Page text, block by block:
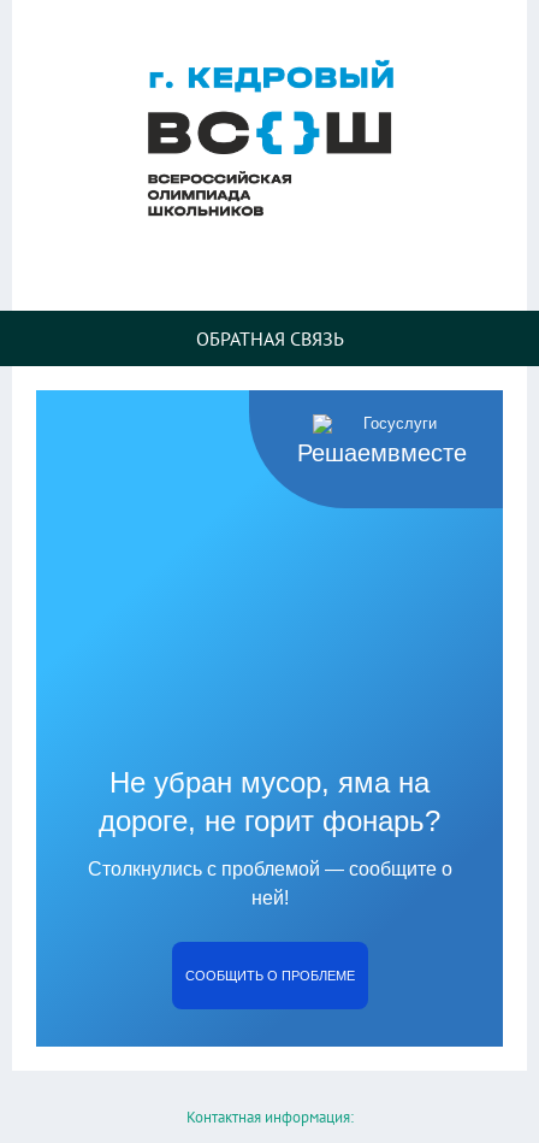
ОБРАТНАЯ СВЯЗЬ
Решаемвместе
Не убран мусор, яма на
дороге, не горит фонарь?
Столкнулись с проблемой — сообщите о
ней!
СООБЩИТЬ О ПРОБЛЕМЕ
Контактная информация: